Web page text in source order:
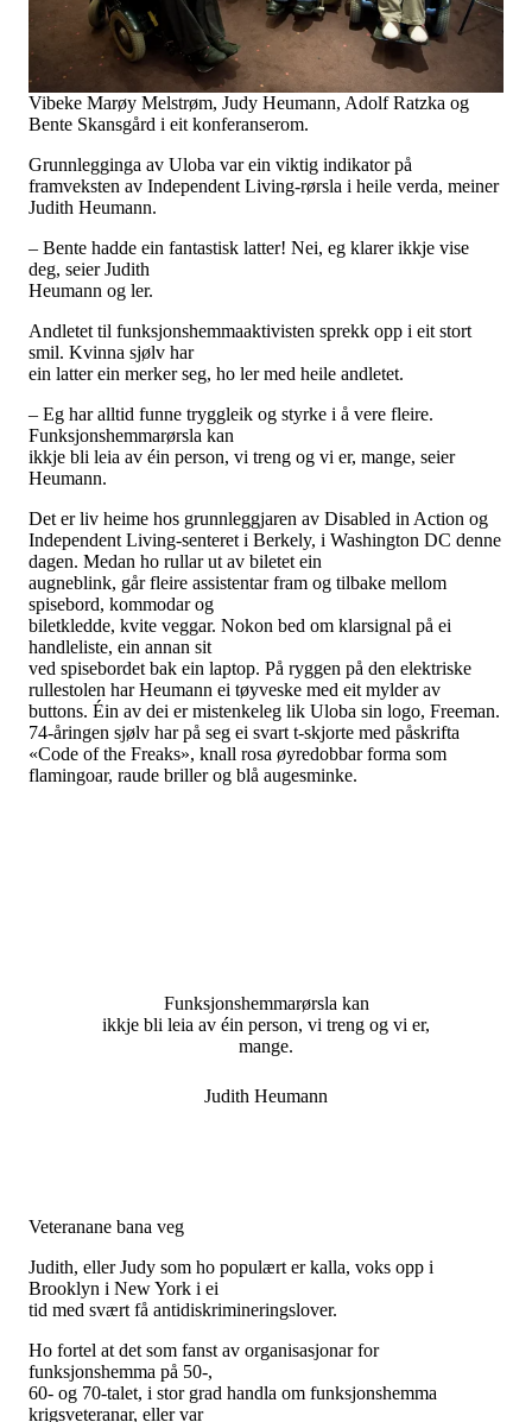
Vibeke Marøy Melstrøm, Judy Heumann, Adolf Ratzka og
Bente Skansgård i eit konferanserom.
Grunnlegginga av Uloba var ein viktig indikator på
framveksten av Independent Living-rørsla i heile verda, meiner
Judith Heumann.
– Bente hadde ein fantastisk latter! Nei, eg klarer ikkje vise
deg, seier Judith
Heumann og ler.
Andletet til funksjonshemmaaktivisten sprekk opp i eit stort
smil. Kvinna sjølv har
ein latter ein merker seg, ho ler med heile andletet.
– Eg har alltid funne tryggleik og styrke i å vere fleire.
Funksjonshemmarørsla kan
ikkje bli leia av éin person, vi treng og vi er, mange, seier
Heumann.
Det er liv heime hos grunnleggjaren av Disabled in Action og
Independent Living-senteret i Berkely, i Washington DC denne
dagen. Medan ho rullar ut av biletet ein
augneblink, går fleire assistentar fram og tilbake mellom
spisebord, kommodar og
biletkledde, kvite veggar. Nokon bed om klarsignal på ei
handleliste, ein annan sit
ved spisebordet bak ein laptop. På ryggen på den elektriske
rullestolen har Heumann ei tøyveske med eit mylder av
buttons. Éin av dei er mistenkeleg lik Uloba sin logo, Freeman.
74-åringen sjølv har på seg ei svart t-skjorte med påskrifta
«Code of the Freaks», knall rosa øyredobbar forma som
flamingoar, raude briller og blå augesminke.
Funksjonshemmarørsla kan
ikkje bli leia av éin person, vi treng og vi er,
mange.
Judith Heumann
Veteranane bana veg
Judith, eller Judy som ho populært er kalla, voks opp i
Brooklyn i New York i ei
tid med svært få antidiskrimineringslover.
Ho fortel at det som fanst av organisasjonar for
funksjonshemma på 50-,
60- og 70-talet, i stor grad handla om funksjonshemma
krigsveteranar, eller var